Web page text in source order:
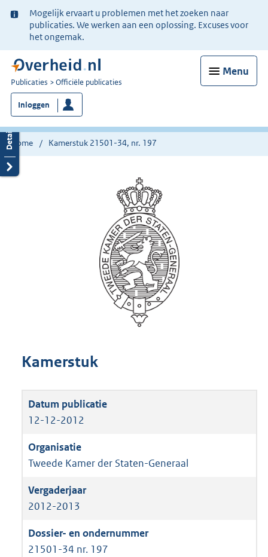
Ter
informatie:
Mogelijk ervaart u problemen met het zoeken naar
publicaties. We werken aan een oplossing. Excuses voor
het ongemak.
Menu
U
bent
nu
hier:
Publicaties Officiële publicaties
Inloggen
Home Kamerstuk 21501-34, nr. 197
Kamerstuk
12-12-2012
Tweede Kamer der Staten-Generaal
2012-2013
21501-34 nr. 197